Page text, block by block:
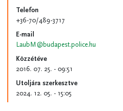
Telefon
+36-70/489-3717
E-mail
LaubM@budapest.police.hu
Közzétéve
2016. 07. 25. - 09:51
Utoljára szerkesztve
2024. 12. 05. - 15:05